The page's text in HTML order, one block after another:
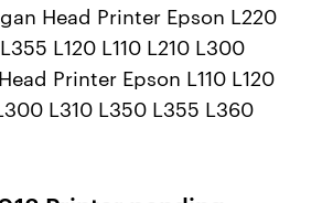
Head Printer Epson L220
L120 L110 L210 L300
Printer Epson L110 L120
L310 L350 L355 L360